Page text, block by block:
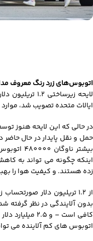
اتوبوس‌های زرد رنگ معروف
ایالات متحده تصویب شد،
در حالی که این لایحه هنوز
حمل و نقل پایدار در حال حاضر
بیشتر
اینکه چگونه می تواند به
زده هستند. و کیفیت هوا را
کافی است – و
اتوبوس های کم آلاینده می